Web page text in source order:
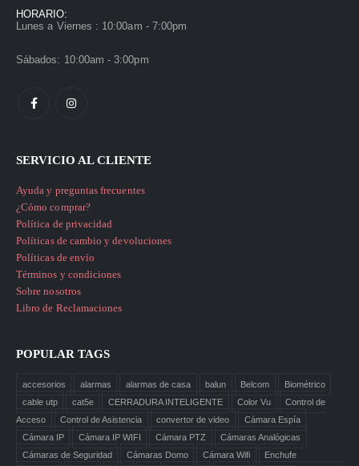
HORARIO:
Lunes a Viernes : 10:00am - 7:00pm
Sábados: 10:00am - 3:00pm
SERVICIO AL CLIENTE
Ayuda y preguntas frecuentes
¿Cómo comprar?
Política de privacidad
Políticas de cambio y devoluciones
Políticas de envío
Términos y condiciones
Sobre nosotros
Libro de Reclamaciones
POPULAR TAGS
accesorios alarmas alarmas de casa balun Belcom
Biométrico
cable utp
cat5e CERRADURA INTELIGENTE Color Vu
Control de
Acceso
Control de Asistencia convertor de video
Cámara Espía
Cámara IP
Cámara IP WIFI Cámara PTZ
Cámaras Analógicas
Cámaras de Seguridad
Cámaras Domo Cámara Wifi Enchufe